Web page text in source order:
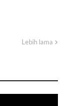
Lebih lama